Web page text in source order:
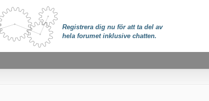
Registrera dig nu för att ta del av
hela forumet inklusive chatten.